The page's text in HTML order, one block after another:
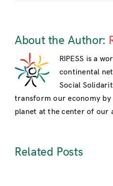
About the Author:
RIPESS is a
continental
Social
transform our economy
planet at the center of our
Related Posts